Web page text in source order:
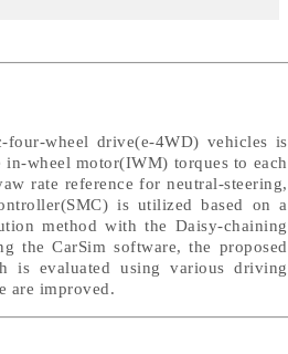
wheel drive(e-4WD) vehicles is
wheel motor(IWM) torques to each
rate reference for neutral-steering,
is utilized based on a
method with the Daisy-chaining
the CarSim software, the proposed
is evaluated using various driving
are improved.